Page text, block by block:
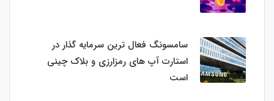
سامسونگ فعال‌ ترین سرمایه‌ گذار در
استارت‌ آپ‌ های رمزارزی و بلاک چینی
است